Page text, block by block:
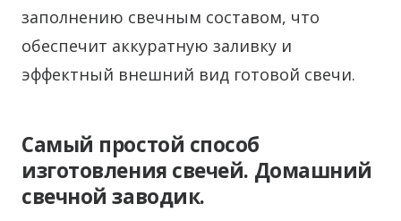
заполнению свечным составом, что
обеспечит аккуратную заливку и
эффектный внешний вид готовой свечи.
Самый простой способ
изготовления свечей. Домашний
свечной заводик.